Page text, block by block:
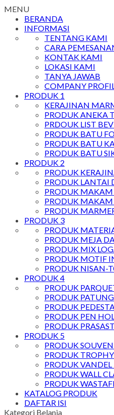
MENU
BERANDA
INFORMASI
TENTANG KAMI
CARA
KONTAK KAMI
LOKASI KAMI
TANYA JAWAB
COMPANY
PRODUK 1
KERAJINAN
PRODUK ANEKA
PRDOUK LIST
PRODUK BATU
PRODUK BATU
PRODUK BATU
PRODUK 2
PRODUK
PRODUK LANTAI
PRODUK
PRODUK
PRODUK
PRODUK 3
PRODUK
PRODUK MEJA
PRODUK MIX
PRODUK MOTIF
PRODUK NISAN-
PRODUK 4
PRODUK
PRODUK
PRODUK
PRODUK PEN
PRODUK
PRODUK 5
PRODUK
PRODUK
PRODUK
PRODUK WALL
PRODUK
KATALOG PRODUK
DAFTAR ISI
Kategori Belanja